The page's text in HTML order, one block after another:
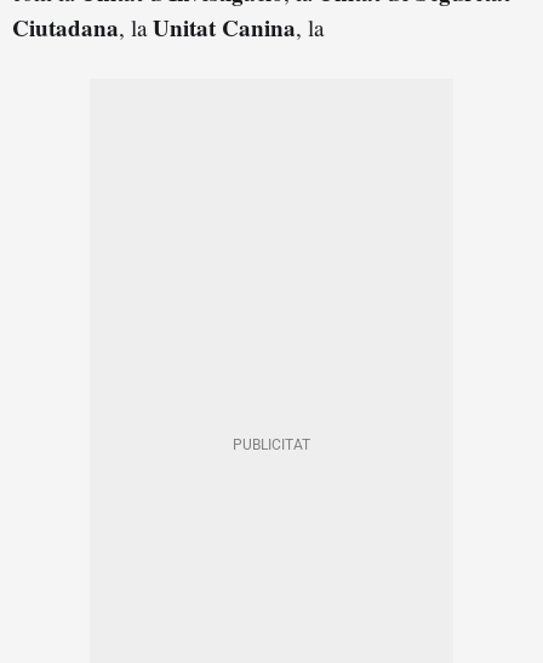
Ciutadana, laUnitat Canina, la